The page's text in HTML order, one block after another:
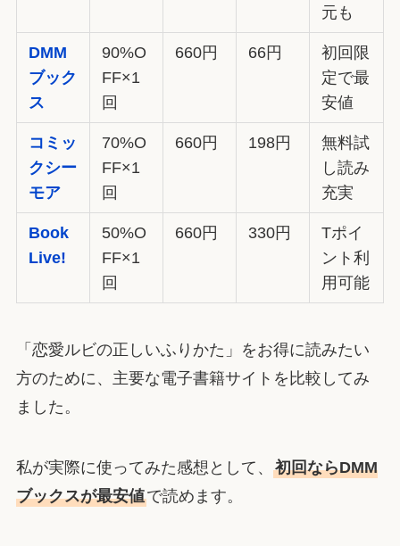
元も
DMM
ブック
ス
90%O
FF×1
回
660円 66円
初回限
定で最
安値
コミッ
クシー
モア
70%O
FF×1
回
660円 198円
無料試
し読み
充実
Book
Live!
50%O
FF×1
回
660円 330円
Tポイ
ント利
用可能
「恋愛ルビの正しいふりかた」をお得に読みたい
方のために、主要な電子書籍サイトを比較してみ
ました。
私が実際に使ってみた感想として、 初回ならDMM
ブックスが最安値で読めます。